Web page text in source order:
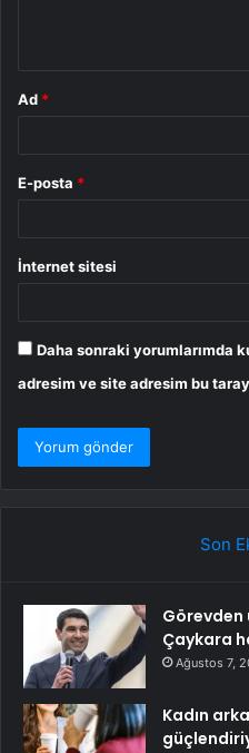
Ad *
E-posta *
İnternet sitesi
Daha sonraki yorumlarımda
adresim ve site adresim bu
Son
Görevden
Çaykara
Ağustos 7,
Kadın